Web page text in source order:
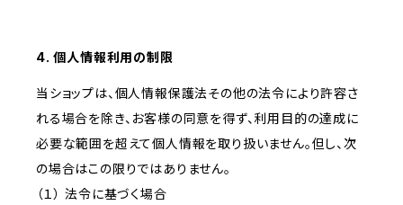
4. 個人情報利用の制限
当ショップは、個人情報保護法その他の法令により許容さ
れる場合を除き、お客様の同意を得ず、利用目的の達成に
必要な範囲を超えて個人情報を取り扱いません。但し、次
の場合はこの限りではありません。
（１） 法令に基づく場合